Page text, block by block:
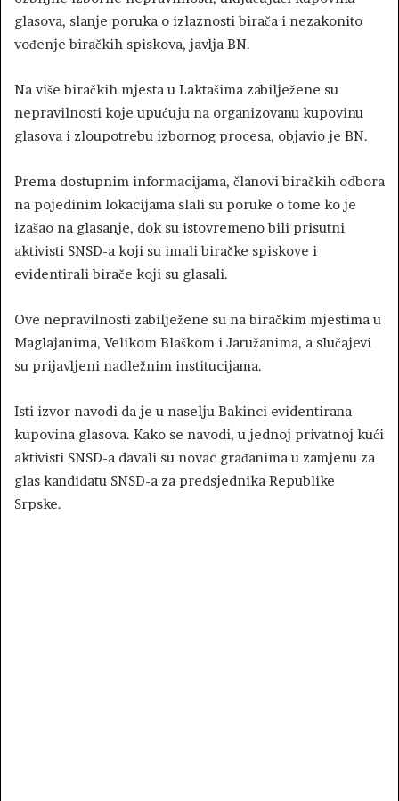
glasova, slanje poruka o izlaznosti birača i nezakonito
vođenje biračkih spiskova, javlja BN.
Na više biračkih mjesta u Laktašima zabilježene su
nepravilnosti koje upućuju na organizovanu kupovinu
glasova i zloupotrebu izbornog procesa, objavio je BN.
Prema dostupnim informacijama, članovi biračkih odbora
na pojedinim lokacijama slali su poruke o tome ko je
izašao na glasanje, dok su istovremeno bili prisutni
aktivisti SNSD-a koji su imali biračke spiskove i
evidentirali birače koji su glasali.
Ove nepravilnosti zabilježene su na biračkim mjestima u
Maglajanima, Velikom Blaškom i Jaružanima, a slučajevi
su prijavljeni nadležnim institucijama.
Isti izvor navodi da je u naselju Bakinci evidentirana
kupovina glasova. Kako se navodi, u jednoj privatnoj kući
aktivisti SNSD-a davali su novac građanima u zamjenu za
glas kandidatu SNSD-a za predsjednika Republike
Srpske.